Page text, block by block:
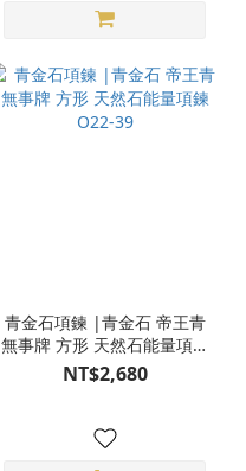
青金石項鍊 |青金石 帝王青
無事牌 方形 天然石能量項鍊
O22-39
NT$2,680